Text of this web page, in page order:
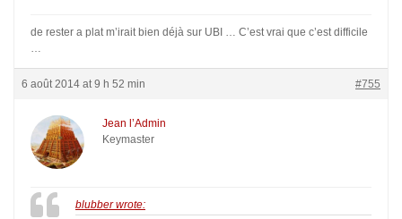
de rester a plat m’irait bien déjà sur UBI … C’est vrai que c’est difficile
…
6 août 2014 at 9 h 52 min #755
Jean l’Admin
Keymaster
blubber wrote: